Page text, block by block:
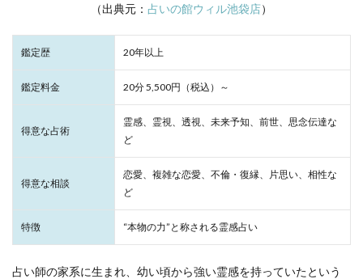
（出典元： 占いの館ウィル池袋店）
鑑定歴 20年以上
鑑定料金 20分 5,500円（税込）～
得意な占術
霊感、霊視、透視、未来予知、前世、思念伝達な
ど
得意な相談
恋愛、複雑な恋愛、不倫・復縁、片思い、相性な
ど
特徴 “本物の力”と称される霊感占い
占い師の家系に生まれ、幼い頃から強い霊感を持っていたという